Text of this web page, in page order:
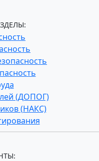
(ДОПОГ)
(НАКС)